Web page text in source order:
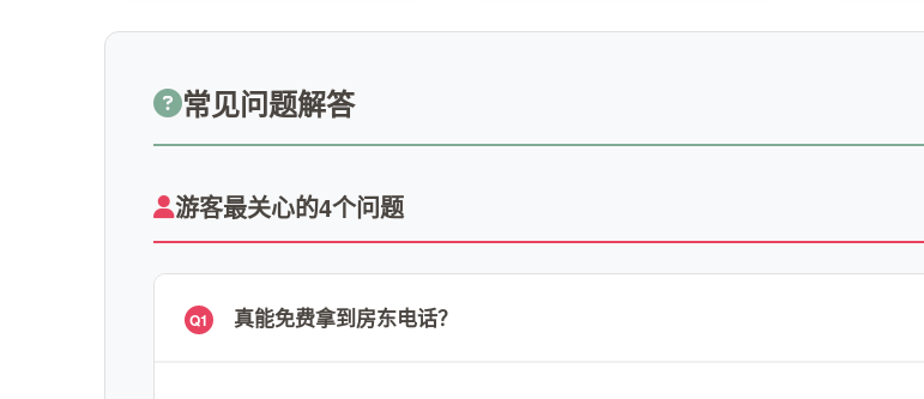
常见问题解答
游客最关心的4个问题
Q1 真能免费拿到房东电话？